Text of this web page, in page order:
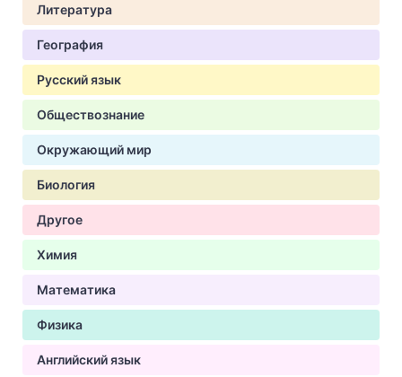
Литература
География
Русский язык
Обществознание
Окружающий мир
Биология
Другое
Химия
Математика
Физика
Английский язык